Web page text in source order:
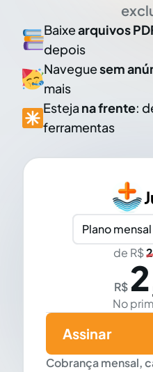
Baixearquivos
depois
Naveguesem
mais
Esteja na frente:
ferramentas
Plano mensal
de R$
R$
No
Cobrança mensal,
Assinar